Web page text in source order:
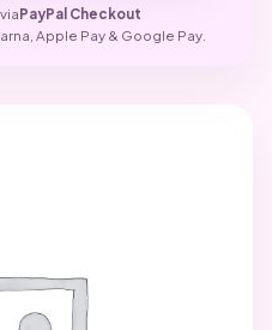
PayPal Checkout
Apple Pay & Google Pay.